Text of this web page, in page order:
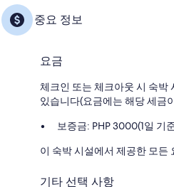
중요 정보
요금
체크인 또는 체크아웃 시 숙박
있습니다(요금에는 해당 세금
보증금: PHP 3000(1일 기
이 숙박 시설에서 제공한 모든
기타 선택 사항